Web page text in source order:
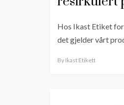
Hos Ikast Etiket
det gjelder vårt
By Ikast Etikett